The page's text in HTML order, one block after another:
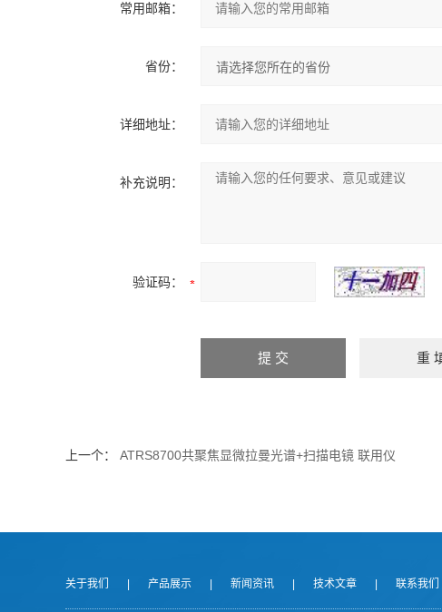
常用邮箱：
省份：
详细地址：
补充说明：
验证码：
上一个： ATRS8700共聚焦显微拉曼光谱+扫描电镜 联用仪
关于我们 产品展示 新闻资讯 技术文章 联系我们